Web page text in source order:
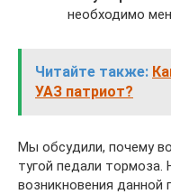
необходимо
Читайте также:
УАЗ патриот?
Мы обсудили, почему
тугой педали тормоза.
возникновения данной